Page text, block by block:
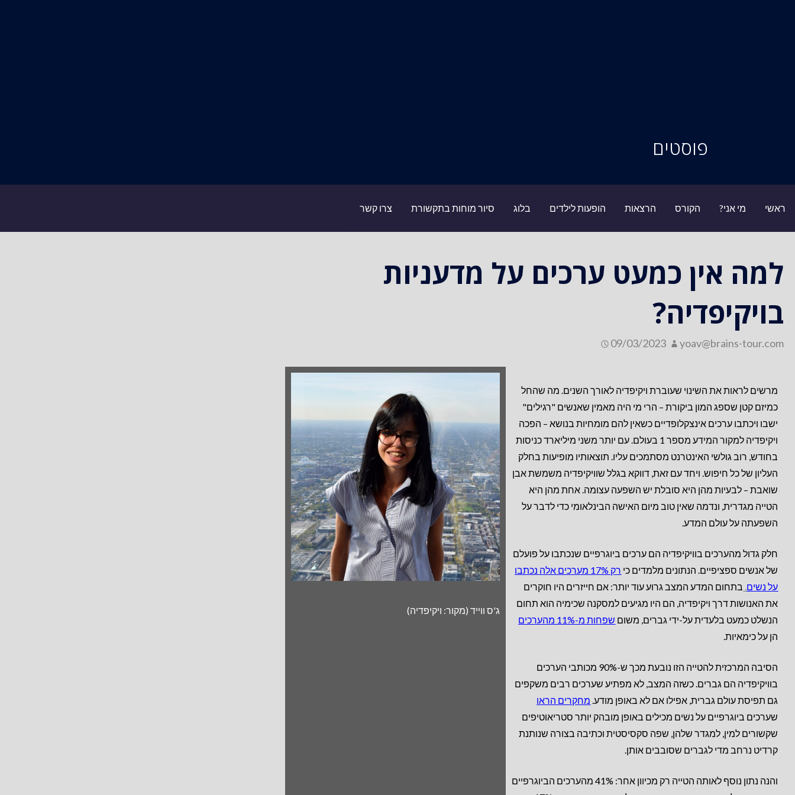
פוסטים
ראשי מי אני? הקורס הרצאות הופעות לילדים בלוג סיור מוחות בתקשורת צרו קשר
למה אין כמעט ערכים על מדעניות
בויקיפדיה?
09/03/2023 yoav@brains-tour.com
מרשים לראות את השינוי שעוברת ויקיפדיה לאורך השנים. מה שהחל
כמיזם קטן שספג המון ביקורת – הרי מי היה מאמין שאנשים "רגילים"
ישבו ויכתבו ערכים אינצקלופדיים כשאין להם מומחיות בנושא – הפכה
ויקיפדיה למקור המידע מספר 1 בעולם. עם יותר משני מיליארד כניסות
בחודש, רוב גולשי האינטרנט מסתמכים עליו. תוצאותיו מופיעות בחלק
העליון של כל חיפוש. ויחד עם זאת, דווקא בגלל שוויקיפדיה משמשת אבן
שואבת – לבעיות מהן היא סובלת יש השפעה עצומה. אחת מהן היא
הטייה מגדרית, ונדמה שאין טוב מיום האישה הבינלאומי כדי לדבר על
השפעתה על עולם המדע.
חלק גדול מהערכים בוויקיפדיה הם ערכים ביוגרפיים שנכתבו על פועלם
של אנשים ספציפיים. הנתונים מלמדים כי
רק 17% מערכים אלה נכתבו
על נשים בתחום המדע המצב גרוע עוד יותר: אם חייזרים היו חוקרים
את האנושות דרך ויקיפדיה, הם היו מגיעים למסקנה שכימיה הוא תחום
הנשלט כמעט בלעדית על-ידי גברים, משום שפחות מ-11% מהערכים
הן על כימאיות.
הסיבה המרכזית להטייה הזו נובעת מכך ש-90% מכותבי הערכים
בוויקיפדיה הם גברים. כשזה המצב, לא מפתיע שערכים רבים משקפים
גם תפיסת עולם גברית, אפילו אם לא באופן מודע. מחקרים הראו
שערכים ביוגרפיים על נשים מכילים באופן מובהק יותר סטריאוטיפים
שקשורים למין, למגדר שלהן, שפה סקסיסטית וכתיבה בצורה שנותנת
קרדיט נרחב מדי לגברים שסובבים אותן.
והנה נתון נוסף לאותה הטייה רק מכיוון אחר: 41% מהערכים הביוגרפיים
ג'ס ווייד (מקור: ויקיפדיה)